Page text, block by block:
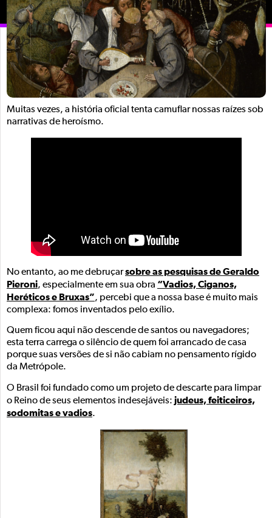
Muitas vezes, a história oficial tenta camuflar nossas raízes sob
narrativas de heroísmo.
No entanto, ao me debruçarsobre as pesquisas de Geraldo
Pieroni, especialmente em sua obra “Vadios, Ciganos,
Heréticos e Bruxas”, percebi que a nossa base é muito mais
complexa: fomos inventados pelo exílio.
Quem ficou aqui não descende de santos ou navegadores;
esta terra carrega o silêncio de quem foi arrancado de casa
porque suas versões de si não cabiam no pensamento rígido
da Metrópole.
O Brasil foi fundado como um projeto de descarte para limpar
o Reino de seus elementos indesejáveis: judeus, feiticeiros,
sodomitas e vadios.